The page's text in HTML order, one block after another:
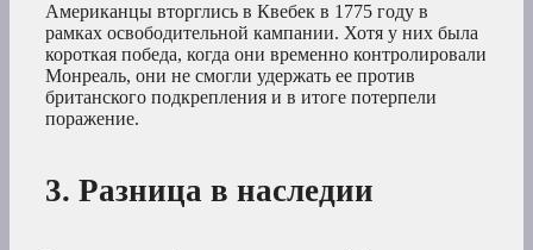
Американцы вторглись в Квебек в 1775 году в
рамках освободительной кампании. Хотя у них была
короткая победа, когда они временно контролировали
Монреаль, они не смогли удержать ее против
британского подкрепления и в итоге потерпели
поражение.
3. Разница в наследии